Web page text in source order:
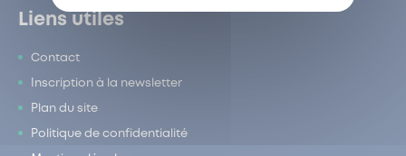
Liens utiles
Contact
Inscription à la newsletter
Plan du site
Politique de confidentialité